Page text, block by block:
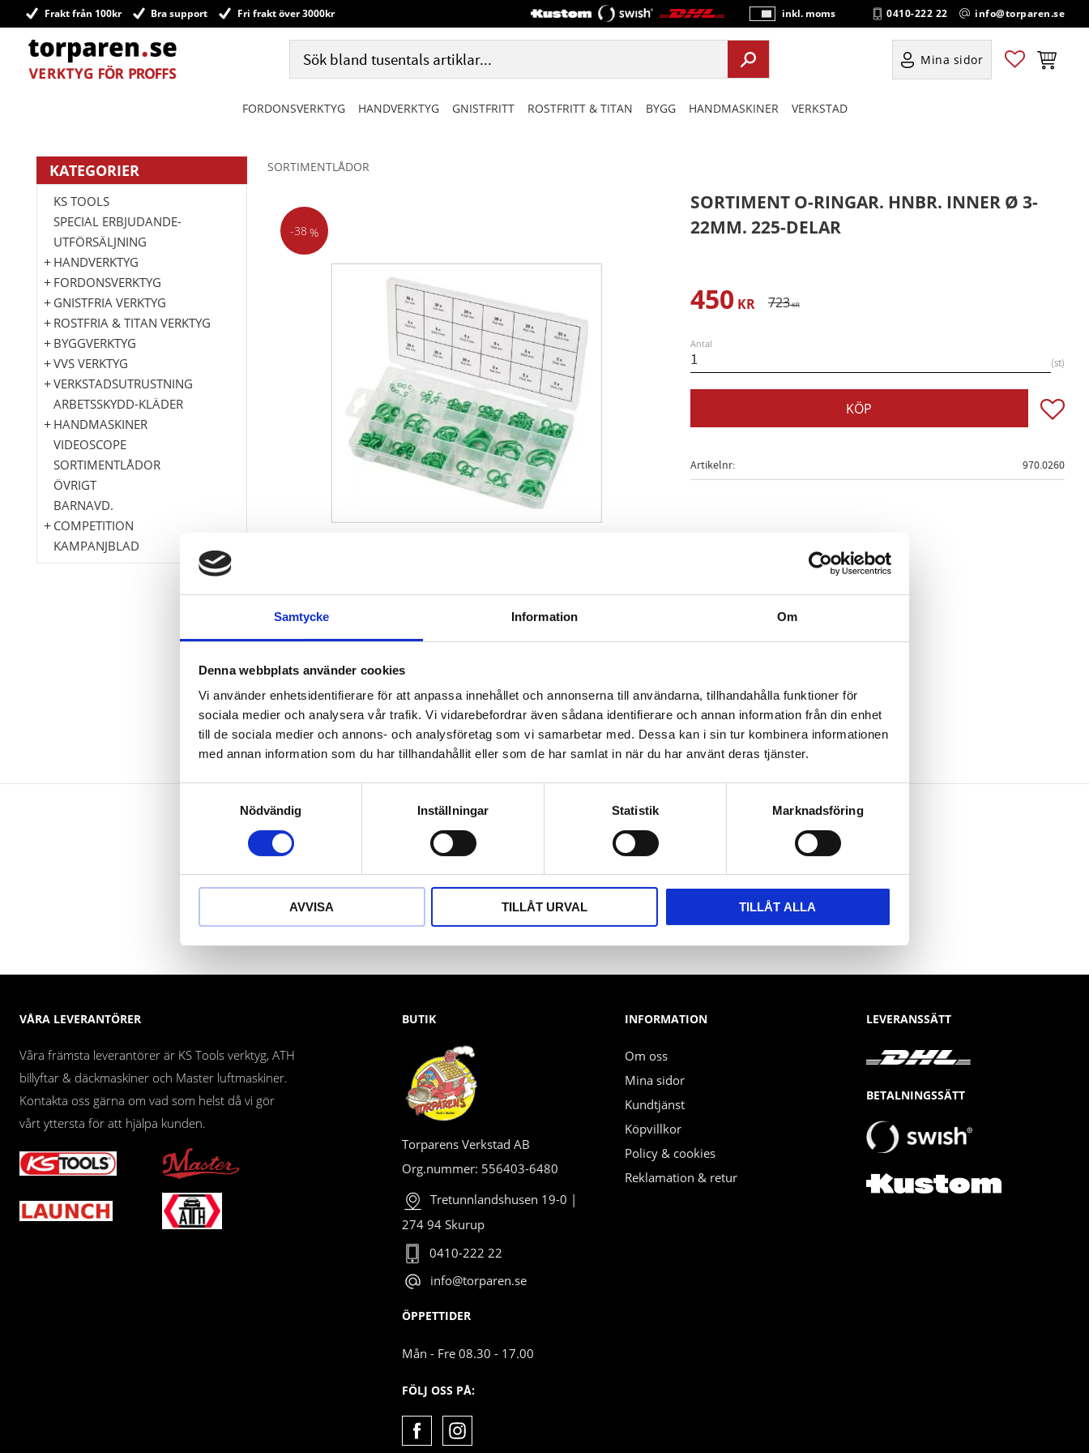
Samtycke Information Om
Denna webbplats använder cookies
Vi använder enhetsidentifierare för att anpassa innehållet och annonserna till användarna, tillhandahålla funktioner för
sociala medier och analysera vår trafik. Vi vidarebefordrar även sådana identifierare och annan information från din enhet
till de sociala medier och annons- och analysföretag som vi samarbetar med. Dessa kan i sin tur kombinera informationen
med annan information som du har tillhandahållit eller som de har samlat in när du har använt deras tjänster.
Nödvändig
Inställningar Statistik Marknadsföring
AVVISA TILLÅT URVAL TILLÅT ALLA
Frakt från 100kr Bra support Fri frakt över 3000kr
P
ri
s
e
vi
inkl. moms 0410-222 22 info@torparen.se
Mina sidor Favoriter
FORDONSVERKTYG HANDVERKTYG GNISTFRITT ROSTFRITT & TITAN BYGG HANDMASKINER VERKSTAD
SORTIMENTLÅDOR
SORTIMENT O-RINGAR. HNBR. INNER Ø 3-
22MM. 225-DELAR
38 %
Nedsatt pris:
450KR Ordinarie pris:
723KR
Antal
st
KÖP Lägg
Artikelnr 970.0260
Leverans i plastväska
KATEGORIER
KS TOOLS
SPECIAL ERBJUDANDE-
UTFÖRSÄLJNING
HANDVERKTYG
FORDONSVERKTYG
GNISTFRIA VERKTYG
ROSTFRIA & TITAN VERKTYG
BYGGVERKTYG
VVS VERKTYG
VERKSTADSUTRUSTNING
ARBETSSKYDD-KLÄDER
HANDMASKINER
VIDEOSCOPE
SORTIMENTLÅDOR
ÖVRIGT
BARNAVD.
COMPETITION
KAMPANJBLAD
PRENUMERERA
Dina personuppgifter behandlas i enlighet med vårintegritetspolicy.
VÅRA LEVERANTÖRER
Våra främsta leverantörer är KS Tools verktyg, ATH
billyftar & däckmaskiner och Master luftmaskiner.
Kontakta oss gärna om vad som helst då vi gör
vårt yttersta för att hjälpa kunden.
BUTIK
Torparens Verkstad AB
Org.nummer: 556403-6480
Tretunnlandshusen 19-0 |
274 94 Skurup
0410-222 22
info@torparen.se
ÖPPETTIDER
Mån - Fre 08.30 - 17.00
FÖLJ OSS PÅ:
INFORMATION
Om oss
Mina sidor
Kundtjänst
Köpvillkor
Policy & cookies
Reklamation & retur
LEVERANSSÄTT
BETALNINGSSÄTT